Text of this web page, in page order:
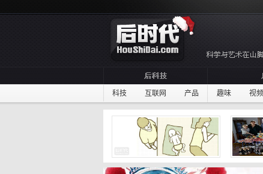
科技 互联网 产品 趣味 视频